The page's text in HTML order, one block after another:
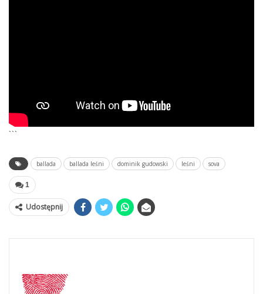
```
ballada ballada leśni dominik gudowski leśni sova
1
Udostępnij